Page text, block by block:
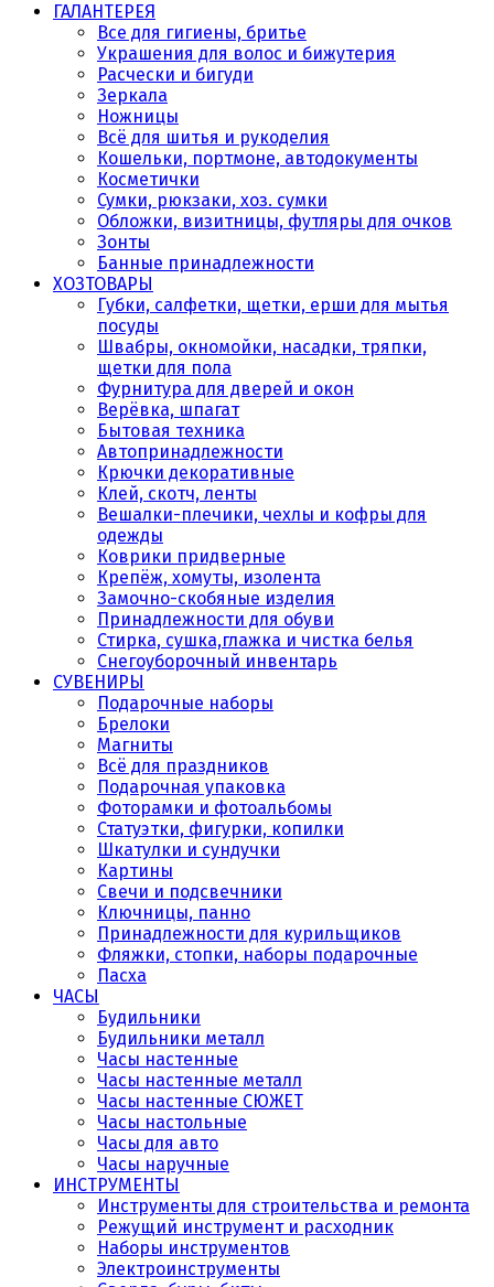
ГАЛАНТЕРЕЯ
Все для гигиены, бритье
Украшения для волос и бижутерия
Расчески и бигуди
Зеркала
Ножницы
Всё для шитья и рукоделия
Кошельки, портмоне, автодокументы
Косметички
Сумки, рюкзаки, хоз. сумки
Обложки, визитницы, футляры для очков
Зонты
Банные принадлежности
ХОЗТОВАРЫ
Губки, салфетки, щетки, ерши для мытья
посуды
Швабры, окномойки, насадки, тряпки,
щетки для пола
Фурнитура для дверей и окон
Верёвка, шпагат
Бытовая техника
Автопринадлежности
Крючки декоративные
Клей, скотч, ленты
Вешалки-плечики, чехлы и кофры для
одежды
Коврики придверные
Крепёж, хомуты, изолента
Замочно-скобяные изделия
Принадлежности для обуви
Стирка, сушка,глажка и чистка белья
Снегоуборочный инвентарь
СУВЕНИРЫ
Подарочные наборы
Брелоки
Магниты
Всё для праздников
Подарочная упаковка
Фоторамки и фотоальбомы
Статуэтки, фигурки, копилки
Шкатулки и сундучки
Картины
Свечи и подсвечники
Ключницы, панно
Принадлежности для курильщиков
Фляжки, стопки, наборы подарочные
Пасха
ЧАСЫ
Будильники
Будильники металл
Часы настенные
Часы настенные металл
Часы настенные СЮЖЕТ
Часы настольные
Часы для авто
Часы наручные
ИНСТРУМЕНТЫ
Инструменты для строительства и ремонта
Режущий инструмент и расходник
Наборы инструментов
Электроинструменты